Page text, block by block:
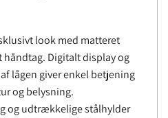
look med matteret
Digitalt display og
lågen giver enkel betjening
og belysning.
og udtrækkelige stålhylder